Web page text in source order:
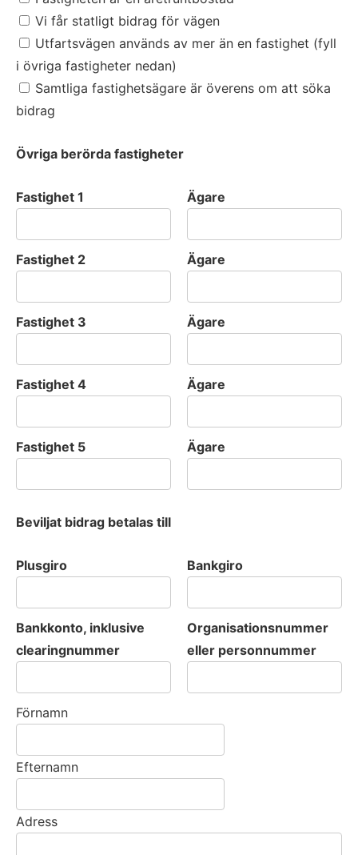
Vi får statligt bidrag för vägen
Utfartsvägen används av mer än en fastighet (fyll
i övriga fastigheter nedan)
Samtliga fastighetsägare är överens om att söka
bidrag
Övriga berörda fastigheter
Fastighet 1 Ägare
Fastighet 2 Ägare
Fastighet 3 Ägare
Fastighet 4 Ägare
Fastighet 5 Ägare
Beviljat bidrag betalas till
Plusgiro Bankgiro
Bankkonto, inklusive
clearingnummer
Organisationsnummer
eller personnummer
Förnamn
Efternamn
Adress